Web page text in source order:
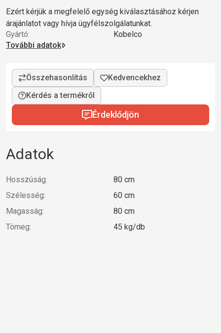
Ezért kérjük a megfelelő egység kiválasztásához kérjen
árajánlatot vagy hívja ügyfélszolgálatunkat.
Gyártó:
Kobelco
További adatok
Kérdés a termékről
Érdeklődjön
Adatok
Hosszúság:
80 cm
Szélesség:
60 cm
Magasság:
80 cm
Tömeg:
45 kg/db